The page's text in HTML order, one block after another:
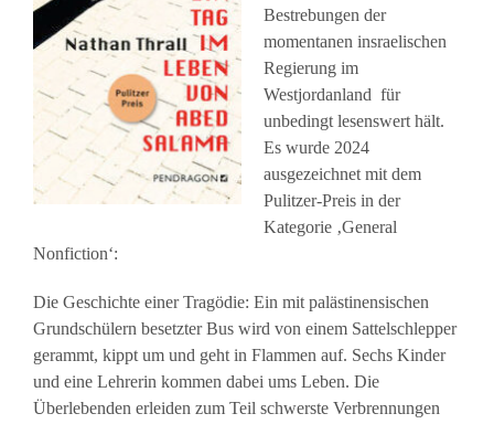
Bestrebungen der
momentanen insraelischen
Regierung im
Westjordanland für
unbedingt lesenswert hält.
Es wurde 2024
ausgezeichnet mit dem
Pulitzer-Preis in der
Kategorie ‚General
Nonfiction‘:
Die Geschichte einer Tragödie: Ein mit palästinensischen
Grundschülern besetzter Bus wird von einem Sattelschlepper
gerammt, kippt um und geht in Flammen auf. Sechs Kinder
und eine Lehrerin kommen dabei ums Leben. Die
Überlebenden erleiden zum Teil schwerste Verbrennungen